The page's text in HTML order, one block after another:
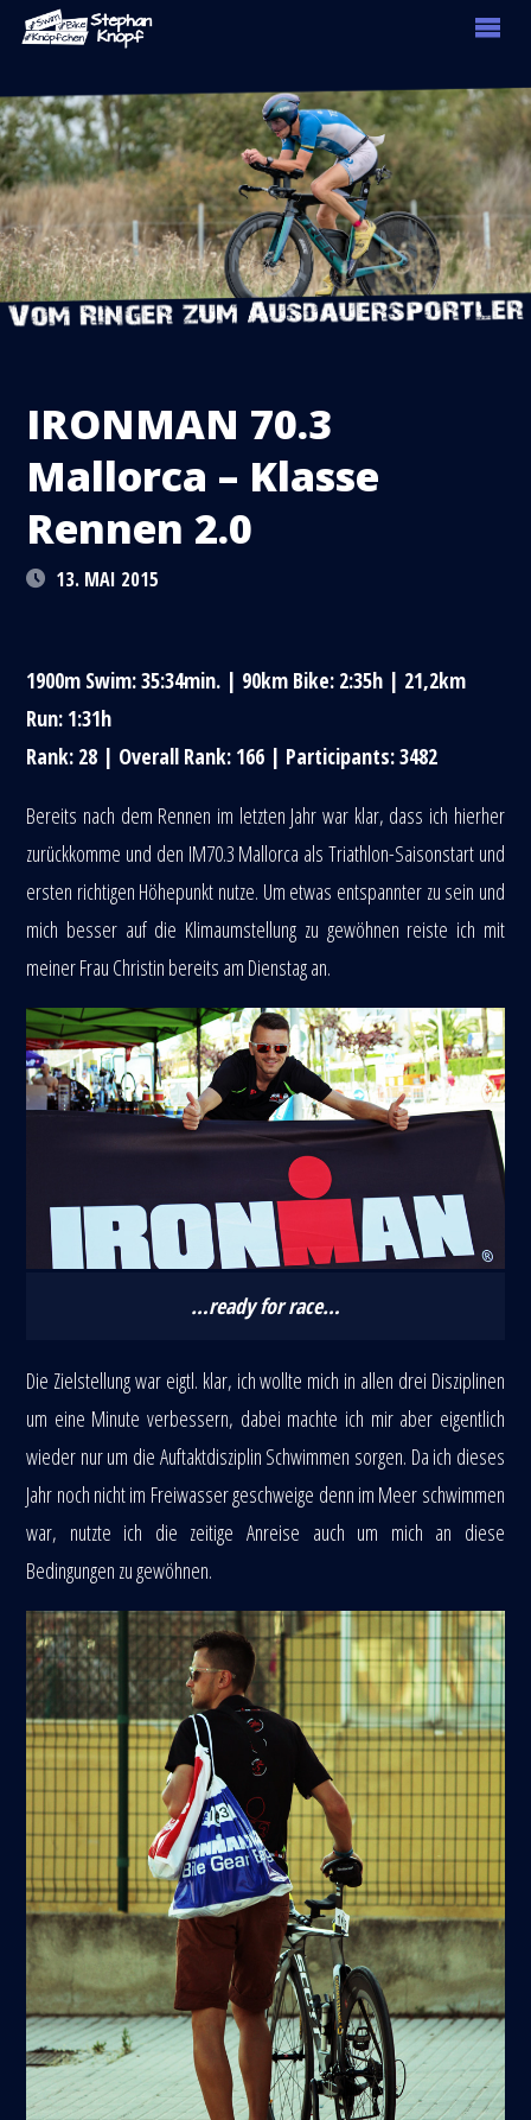
IRONMAN 70.3
Mallorca – Klasse
Rennen 2.0
13. MAI 2015
1900m Swim: 35:34min. | 90km Bike: 2:35h | 21,2km
Run: 1:31h
Rank: 28 | Overall Rank: 166 | Participants: 3482
Bereits nach dem Rennen im letzten Jahr war klar, dass ich hierher
zurückkomme und den IM70.3 Mallorca als Triathlon-Saisonstart und
ersten richtigen Höhepunkt nutze. Um etwas entspannter zu sein und
mich besser auf die Klimaumstellung zu gewöhnen reiste ich mit
meiner Frau Christin bereits am Dienstag an.
…ready for race…
Die Zielstellung war eigtl. klar, ich wollte mich in allen drei Disziplinen
um eine Minute verbessern, dabei machte ich mir aber eigentlich
wieder nur um die Auftaktdisziplin Schwimmen sorgen. Da ich dieses
Jahr noch nicht im Freiwasser geschweige denn im Meer schwimmen
war, nutzte ich die zeitige Anreise auch um mich an diese
Bedingungen zu gewöhnen.